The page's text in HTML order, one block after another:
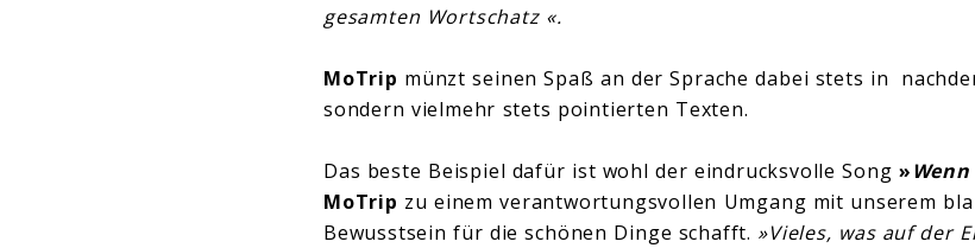
gesamten Wortschatz «.
MoTrip münzt seinen Spaß an der Sprache dabei stets in
sondern vielmehr stets pointierten Texten.
Das beste Beispiel dafür ist wohl der eindrucksvolle Song »
MoTrip zu einem verantwortungsvollen Umgang mit unserem
Bewusstsein für die schönen Dinge schafft. »Vieles, was auf der